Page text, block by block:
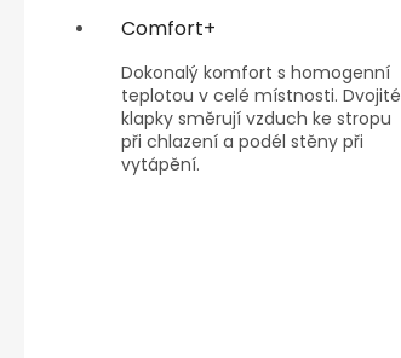
Comfort+
Dokonalý komfort s homogenní
teplotou v celé místnosti. Dvojité
klapky směrují vzduch ke stropu
při chlazení a podél stěny při
vytápění.